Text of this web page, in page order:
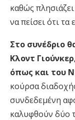
καθώς
να πείσει ότι τα
Στο συνέδριο
Κλοντ
όπως και του
κούρσα
συνδεδεμένη
καλυφθούν δύο